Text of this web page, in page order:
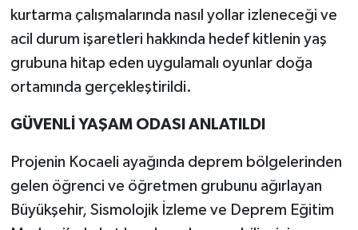
kurtarma çalışmalarında nasıl yollar izleneceği ve
acil durum işaretleri hakkında hedef kitlenin yaş
grubuna hitap eden uygulamalı oyunlar doğa
ortamında gerçekleştirildi.
GÜVENLİ YAŞAM ODASI ANLATILDI
Projenin Kocaeli ayağında deprem bölgelerinden
gelen öğrenci ve öğretmen grubunu ağırlayan
Büyükşehir, Sismolojik İzleme ve Deprem Eğitim